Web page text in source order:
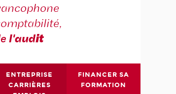
l'audit
ENTREPRISE
CARRIÈRES
FINANCER SA
FORMATION